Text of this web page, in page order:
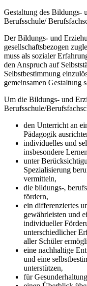
Gestaltung des Bildungs-
Berufsschule/
Der Bildungs- und
gesellschaftsbezogen
muss als sozialer
den Anspruch auf
Selbstbestimmung
gemeinsamen Gestaltung
Um die Bildungs- und
Berufsschule/
den Unterricht an
Pädagogik
individuelles und
insbesondere
unter
Spezialisierung
vermitteln,
die bildungs-,
fördern,
ein differenziertes
gewährleisten und
individueller
unterschiedlicher
aller Schüler
eine nachhaltige
und eine
unterstützen,
für